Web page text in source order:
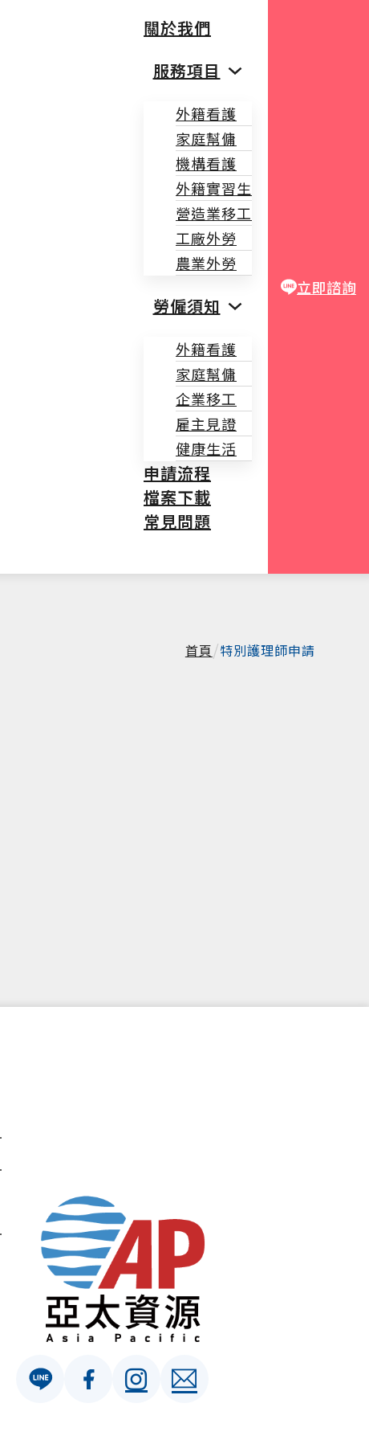
關於我們
服務項目
外籍看護
家庭幫傭
機構看護
外籍實習生
營造業移工
工廠外勞
農業外勞
勞僱須知
外籍看護
家庭幫傭
企業移工
雇主見證
健康生活
申請流程
檔案下載
常見問題
立即諮詢
首頁/特別護理師申請